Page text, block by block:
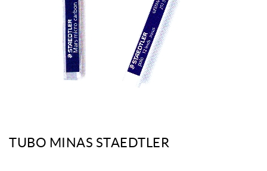
TUBO MINAS STAEDTLER